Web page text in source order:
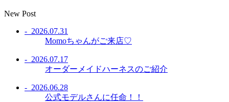
New Post
- 2026.07.31
Momoちゃんがご来店♡
- 2026.07.17
オーダーメイドハーネスのご紹介
- 2026.06.28
公式モデルさんに任命！！